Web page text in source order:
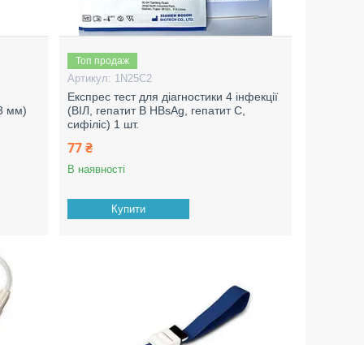
мм)
Топ продаж
1N25C2
Експрес тест для діагностики 4 інфекції
(ВІЛ, гепатит В HBsAg, гепатит С,
сифіліс) 1 шт.
77 ₴
В наявності
Купити